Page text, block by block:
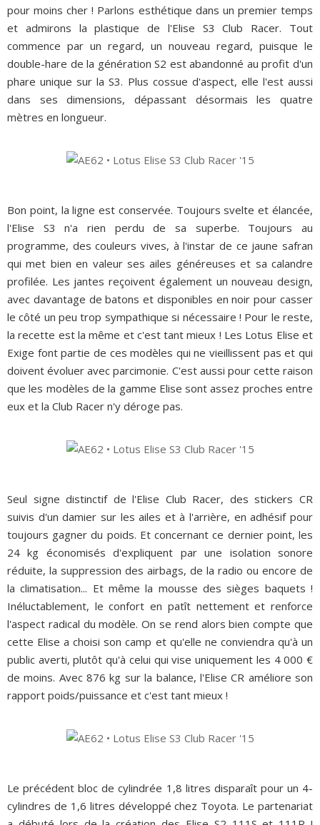
pour moins cher ! Parlons esthétique dans un premier temps
et admirons la plastique de l'Elise S3 Club Racer. Tout
commence par un regard, un nouveau regard, puisque le
double-hare de la génération S2 est abandonné au profit d'un
phare unique sur la S3. Plus cossue d'aspect, elle l'est aussi
dans ses dimensions, dépassant désormais les quatre
mètres en longueur.
Bon point, la ligne est conservée. Toujours svelte et élancée,
l'Elise S3 n'a rien perdu de sa superbe. Toujours au
programme, des couleurs vives, à l'instar de ce jaune safran
qui met bien en valeur ses ailes généreuses et sa calandre
profilée. Les jantes reçoivent également un nouveau design,
avec davantage de batons et disponibles en noir pour casser
le côté un peu trop sympathique si nécessaire ! Pour le reste,
la recette est la même et c'est tant mieux ! Les Lotus Elise et
Exige font partie de ces modèles qui ne vieillissent pas et qui
doivent évoluer avec parcimonie. C'est aussi pour cette raison
que les modèles de la gamme Elise sont assez proches entre
eux et la Club Racer n'y déroge pas.
Seul signe distinctif de l'Elise Club Racer, des stickers CR
suivis d'un damier sur les ailes et à l'arrière, en adhésif pour
toujours gagner du poids. Et concernant ce dernier point, les
24 kg économisés d'expliquent par une isolation sonore
réduite, la suppression des airbags, de la radio ou encore de
la climatisation... Et même la mousse des sièges baquets !
Inéluctablement, le confort en patît nettement et renforce
l'aspect radical du modèle. On se rend alors bien compte que
cette Elise a choisi son camp et qu'elle ne conviendra qu'à un
public averti, plutôt qu'à celui qui vise uniquement les 4 000 €
de moins. Avec 876 kg sur la balance, l'Elise CR améliore son
rapport poids/puissance et c'est tant mieux !
Le précédent bloc de cylindrée 1,8 litres disparaît pour un 4-
cylindres de 1,6 litres développé chez Toyota. Le partenariat